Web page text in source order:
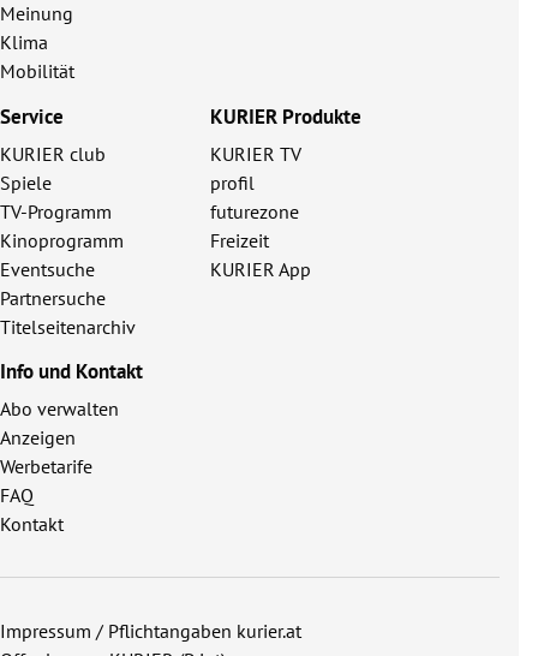
Meinung
Klima
Mobilität
Service
KURIER club
Spiele
TV-Programm
Kinoprogramm
Eventsuche
Partnersuche
Titelseitenarchiv
KURIER Produkte
KURIER TV
profil
futurezone
Freizeit
KURIER App
Info und Kontakt
Abo verwalten
Anzeigen
Werbetarife
FAQ
Kontakt
Impressum / Pflichtangaben kurier.at